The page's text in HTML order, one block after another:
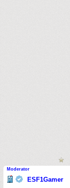
Moderator
ESF1Gamer